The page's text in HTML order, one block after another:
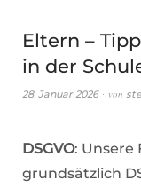
Eltern –
in der
28. Januar 2026 von
DSGVO: Unsere
grundsätzlich